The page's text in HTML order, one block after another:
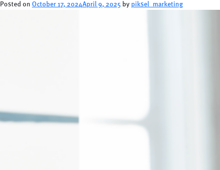
Posted on October 17, 2024April 9, 2025 by piksel_marketing